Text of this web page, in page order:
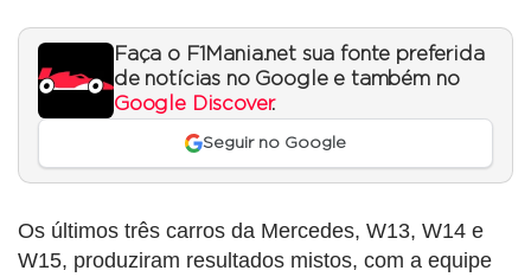
Faça o F1Mania.net sua fonte preferida
de notícias no Google e também no
Google Discover.
Seguir no Google
Os últimos três carros da Mercedes, W13, W14 e
W15, produziram resultados mistos, com a equipe